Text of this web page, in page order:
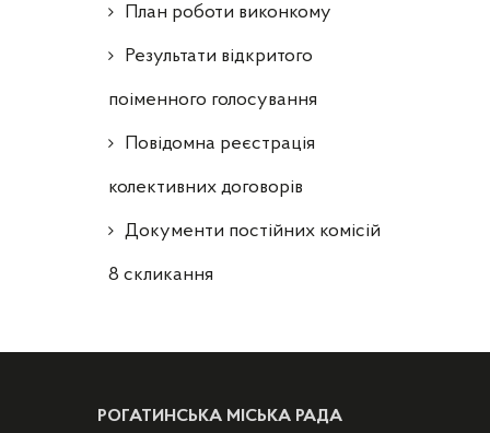
План роботи виконкому
Результати відкритого
поіменного голосування
Повідомна реєстрація
колективних договорів
Документи постійних комісій
8 скликання
РОГАТИНСЬКА МІСЬКА РАДА